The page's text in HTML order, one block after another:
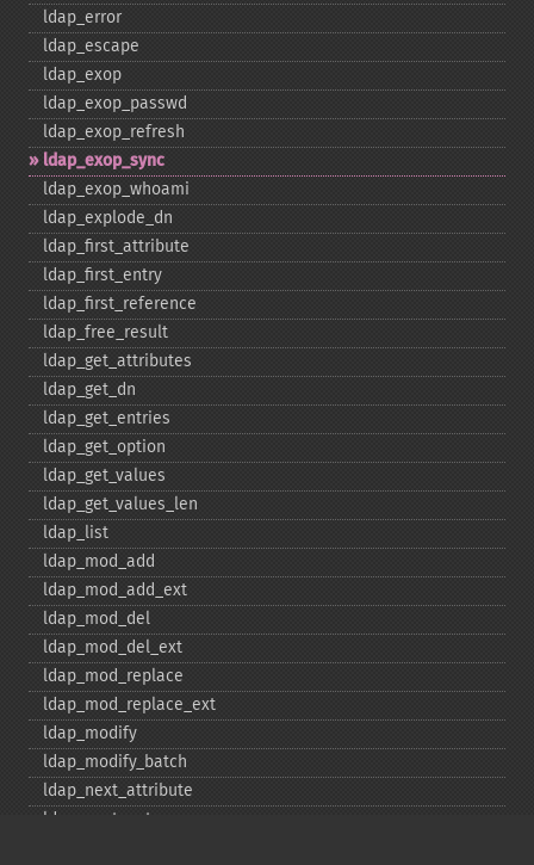
ldap_​error
ldap_​escape
ldap_​exop
ldap_​exop_​passwd
ldap_​exop_​refresh
ldap_​exop_​sync
ldap_​exop_​whoami
ldap_​explode_​dn
ldap_​first_​attribute
ldap_​first_​entry
ldap_​first_​reference
ldap_​free_​result
ldap_​get_​attributes
ldap_​get_​dn
ldap_​get_​entries
ldap_​get_​option
ldap_​get_​values
ldap_​get_​values_​len
ldap_​list
ldap_​mod_​add
ldap_​mod_​add_​ext
ldap_​mod_​del
ldap_​mod_​del_​ext
ldap_​mod_​replace
ldap_​mod_​replace_​ext
ldap_​modify
ldap_​modify_​batch
ldap_​next_​attribute
ldap_​next_​entry